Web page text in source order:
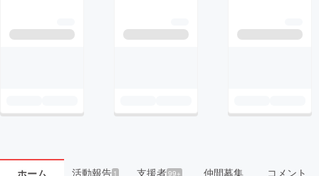
活動報告1 支援者99+ 仲間募集 コメント